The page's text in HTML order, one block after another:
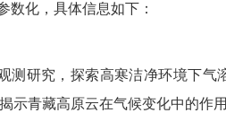
数化，具体信息如下：
测研究，探索高寒洁净环境下气
示青藏高原云在气候变化中的作用